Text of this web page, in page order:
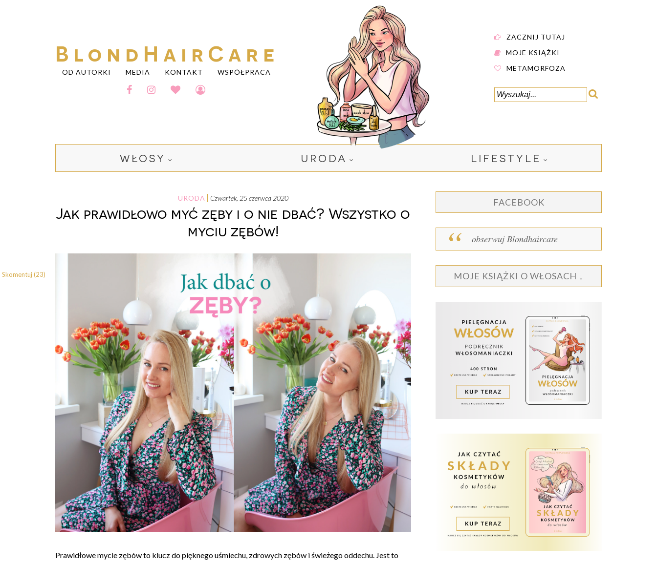
BlondHairCare
OD AUTORKI MEDIA KONTAKT WSPÓŁPRACA
ZACZNIJ TUTAJ
MOJE KSIĄŻKI
METAMORFOZA
WŁOSY URODA LIFESTYLE
URODA czwartek, 25 czerwca 2020
Jak prawidłowo myć zęby i o nie dbać? Wszystko o
myciu zębów!
Prawidłowe mycie zębów to klucz do pięknego uśmiechu, zdrowych zębów i świeżego oddechu. Jest to
Skomentuj (23)
FACEBOOK
obserwuj Blondhaircare
MOJE KSIĄŻKI O WŁOSACH ↓